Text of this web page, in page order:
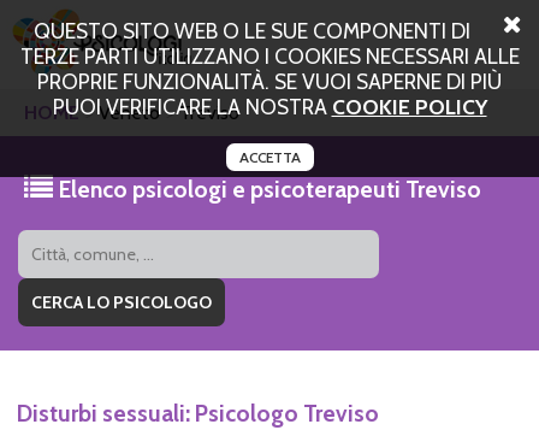
QUESTO SITO WEB O LE SUE COMPONENTI DI
TERZE PARTI UTILIZZANO I COOKIES NECESSARI ALLE
PROPRIE FUNZIONALITÀ. SE VUOI SAPERNE DI PIÙ
PUOI VERIFICARE LA NOSTRA COOKIE POLICY
ACCETTA
HOME Veneto Treviso
Elenco psicologi e psicoterapeuti Treviso
Disturbi sessuali: Psicologo Treviso